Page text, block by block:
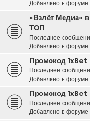
Добавлено в форуме
«Взлёт Медиа»
ТОП
Последнее
Добавлено в форуме
Промокод 1xBet
Последнее
Добавлено в форуме
Промокод 1xBet
Последнее
Добавлено в форуме